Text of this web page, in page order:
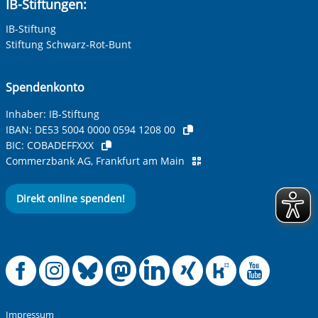
IB-Stiftungen:
IB-Stiftung
Stiftung Schwarz-Rot-Bunt
Spendenkonto
Inhaber: IB-Stiftung
IBAN: DE53 5004 0000 0594 1208 00
BIC: COBADEFFXXX
Commerzbank AG, Frankfurt am Main
Direkt online spenden!
Offizielle
Offizielle
Offizielle
Offizielle
Offizielle
Impressum